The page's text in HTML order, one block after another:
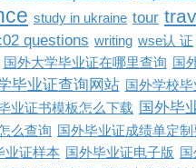
study in ukraine tour
questions writing wse认 证
国外大学毕业证在哪里查询 国
毕业证查询网站 国外学校
业证书模板怎么下载 国外毕
么查询
国外毕业证成绩单定
业证样本
国外毕业证电子版